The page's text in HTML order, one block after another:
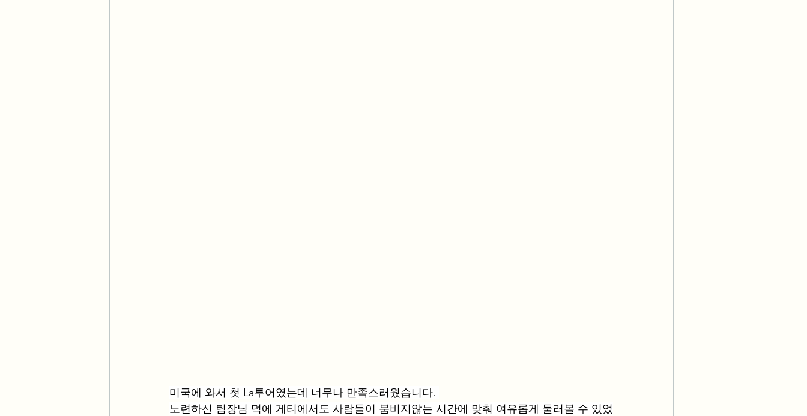
미국에 와서 첫 La투어였는데 너무나 만족스러웠습니다.
노련하신 팀장님 덕에 게티에서도 사람들이 붐비지않는 시간에 맞춰 여유롭게 둘러볼 수 있었